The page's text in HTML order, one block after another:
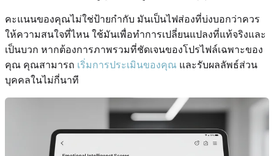
คะแนนของคุณไม่ใช่ป้ายกำกับ มันเป็นไฟส่องที่บ่งบอกว่าควร
ให้ความสนใจที่ไหน ใช้มันเพื่อทำการเปลี่ยนแปลงที่แท้จริงและ
เป็นบวก หากต้องการภาพรวมที่ชัดเจนของโปรไฟล์เฉพาะของ
คุณ คุณสามารถ เริ่มการประเมินของคุณ และรับผลลัพธ์ส่วน
บุคคลในไม่กี่นาที